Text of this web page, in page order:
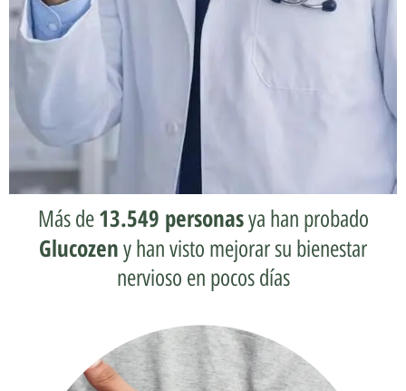
Más de 13.549 personasya han probado
Glucozen y han visto mejorar su bienestar
nervioso en pocos días